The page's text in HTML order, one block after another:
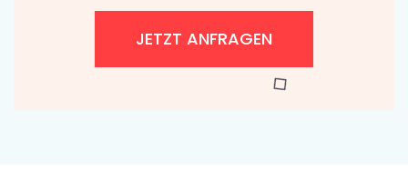
JETZT ANFRAGEN